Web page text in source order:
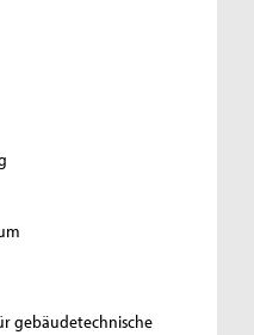
gebäudetechnische